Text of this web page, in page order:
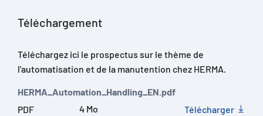
Téléchargement
Téléchargez ici le prospectus sur le thème de
l'automatisation et de la manutention chez HERMA.
HERMA_Automation_Handling_EN.pdf
PDF
4 Mo Télécharger